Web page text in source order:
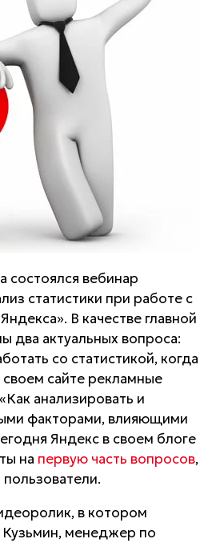
состоялся вебинар
статистики при работе с
В качестве главной
два актуальных вопроса:
со статистикой, когда
сайте рекламные
анализировать и
факторами, влияющими
Яндекс в своем блоге
на первую часть вопросов,
в котором
менеджер по